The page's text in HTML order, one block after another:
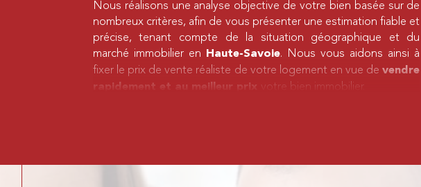
Nous réalisons une analyse objective de votre bien basée sur de
nombreux critères, afin de vous présenter une estimation fiable et
précise, tenant compte de la situation géographique et du
marché immobilier en
Haute-Savoie. Nous vous aidons ainsi à
fixer le prix de vente réaliste de votre logement en vue devendre
rapidement et au meilleur prix votre bien immobilier.
environs deCollonges-sous-Salève? Type de logement,